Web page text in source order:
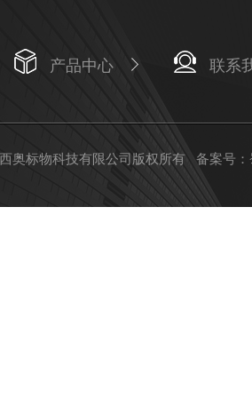
产品中心 联系
奥标物科技有限公司版权所有 备案号：